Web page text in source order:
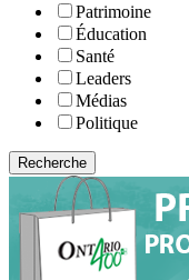
Patrimoine
Éducation
Santé
Leaders
Médias
Politique